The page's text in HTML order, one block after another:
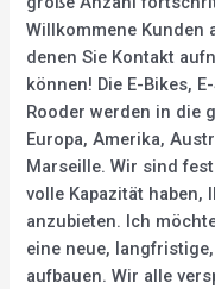
Willkommene Kunden
denen Sie Kontakt
können! Die E-Bikes,
Rooder werden in die
Europa, Amerika,
Marseille. Wir sind
volle Kapazität haben,
anzubieten. Ich
eine neue,
aufbauen. Wir alle